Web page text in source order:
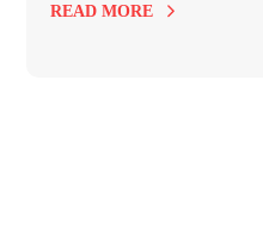
READ MORE